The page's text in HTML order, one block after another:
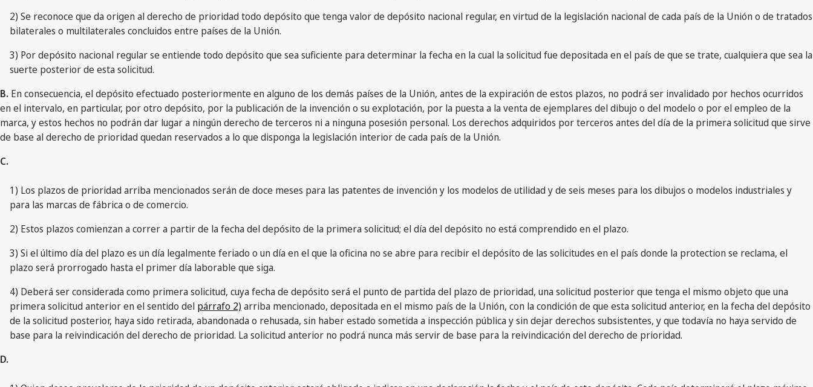
2) Se reconoce que da origen al derecho de prioridad todo depósito que tenga valor de depósito nacional regular, en virtud de la legislación nacional de cada país de la Unión o de tratados
bilaterales o multilaterales concluidos entre países de la Unión.
3) Por depósito nacional regular se entiende todo depósito que sea suficiente para determinar la fecha en la cual la solicitud fue depositada en el país de que se trate, cualquiera que sea la
suerte posterior de esta solicitud.
B. En consecuencia, el depósito efectuado posteriormente en alguno de los demás países de la Unión, antes de la expiración de estos plazos, no podrá ser invalidado por hechos ocurridos
en el intervalo, en particular, por otro depósito, por la publicación de la invención o su explotación, por la puesta a la venta de ejemplares del dibujo o del modelo o por el empleo de la
marca, y estos hechos no podrán dar lugar a ningún derecho de terceros ni a ninguna posesión personal. Los derechos adquiridos por terceros antes del día de la primera solicitud que sirve
de base al derecho de prioridad quedan reservados a lo que disponga la legislación interior de cada país de la Unión.
C.
1) Los plazos de prioridad arriba mencionados serán de doce meses para las patentes de invención y los modelos de utilidad y de seis meses para los dibujos o modelos industriales y
para las marcas de fábrica o de comercio.
2) Estos plazos comienzan a correr a partir de la fecha del depósito de la primera solicitud; el día del depósito no está comprendido en el plazo.
3) Si el último día del plazo es un día legalmente feriado o un día en el que la oficina no se abre para recibir el depósito de las solicitudes en el país donde la protection se reclama, el
plazo será prorrogado hasta el primer día laborable que siga.
4) Deberá ser considerada como primera solicitud, cuya fecha de depósito será el punto de partida del plazo de prioridad, una solicitud posterior que tenga el mismo objeto que una
primera solicitud anterior en el sentido del párrafo 2) arriba mencionado, depositada en el mismo país de la Unión, con la condición de que esta solicitud anterior, en la fecha del depósito
de la solicitud posterior, haya sido retirada, abandonada o rehusada, sin haber estado sometida a inspección pública y sin dejar derechos subsistentes, y que todavía no haya servido de
base para la reivindicación del derecho de prioridad. La solicitud anterior no podrá nunca más servir de base para la reivindicación del derecho de prioridad.
D.